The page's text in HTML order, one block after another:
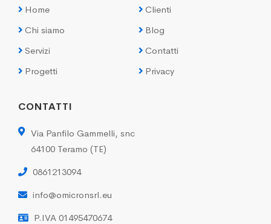
Home
Chi siamo
Servizi
Progetti
Clienti
Blog
Contatti
Privacy
CONTATTI
Via Panfilo Gammelli, snc
64100 Teramo (TE)
0861213094
info@omicronsrl.eu
P.IVA 01495470674